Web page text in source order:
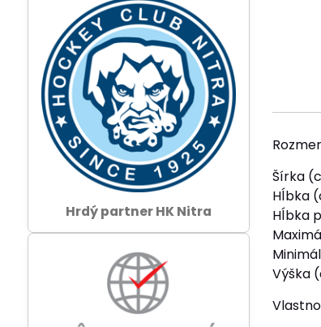
Šírka
Hĺbka
Hĺbka
Výška
Hrdý partner HK Nitra